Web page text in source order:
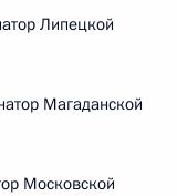
Липецкой
Магаданской
Московской